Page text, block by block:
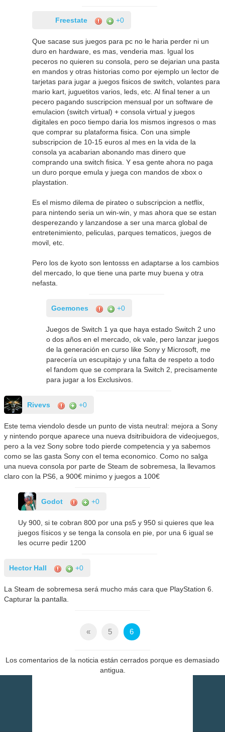
Freestate +0
Que sacase sus juegos para pc no le haria perder ni un
duro en hardware, es mas, venderia mas. Igual los
peceros no quieren su consola, pero se dejarian una pasta
en mandos y otras historias como por ejemplo un lector de
tarjetas para jugar a juegos fisicos de switch, volantes para
mario kart, juguetitos varios, leds, etc. Al final tener a un
pecero pagando suscripcion mensual por un software de
emulacion (switch virtual) + consola virtual y juegos
digitales en poco tiempo daria los mismos ingresos o mas
que comprar su plataforma fisica. Con una simple
subscripcion de 10-15 euros al mes en la vida de la
consola ya acabarian abonando mas dinero que
comprando una switch fisica. Y esa gente ahora no paga
un duro porque emula y juega con mandos de xbox o
playstation.
Es el mismo dilema de pirateo o subscripcion a netflix,
para nintendo seria un win-win, y mas ahora que se estan
desperezando y lanzandose a ser una marca global de
entretenimiento, peliculas, parques tematicos, juegos de
movil, etc.
Pero los de kyoto son lentosss en adaptarse a los cambios
del mercado, lo que tiene una parte muy buena y otra
nefasta.
Goemones +0
Juegos de Switch 1 ya que haya estado Switch 2 uno
o dos años en el mercado, ok vale, pero lanzar juegos
de la generación en curso like Sony y Microsoft, me
parecería un escupitajo y una falta de respeto a todo
el fandom que se comprara la Switch 2, precisamente
para jugar a los Exclusivos.
Rivevs +0
Este tema viendolo desde un punto de vista neutral: mejora a Sony
y nintendo porque aparece una nueva dsitribuidora de videojuegos,
pero a la vez Sony sobre todo pierde competencia y ya sabemos
como se las gasta Sony con el tema economico. Como no salga
una nueva consola por parte de Steam de sobremesa, la llevamos
claro con la PS6, a 900€ minimo y juegos a 100€
Godot +0
Uy 900, si te cobran 800 por una ps5 y 950 si quieres que lea
juegos físicos y se tenga la consola en pie, por una 6 igual se
les ocurre pedir 1200
Hector Hall +0
La Steam de sobremesa será mucho más cara que PlayStation 6.
Capturar la pantalla.
« 5 6
Los comentarios de la noticia están cerrados porque es demasiado
antigua.